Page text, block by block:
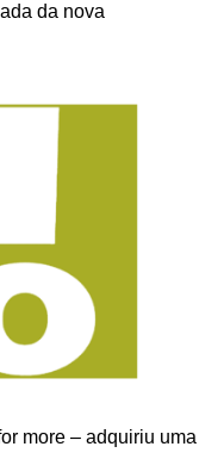
da nova
more – adquiriu uma